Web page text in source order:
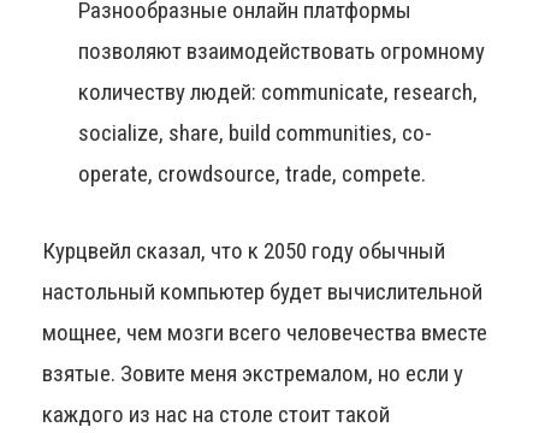
Разнообразные онлайн платформы
позволяют взаимодействовать огромному
количеству людей: communicate, research,
socialize, share, build communities, co-
operate, crowdsource, trade, compete.
Курцвейл сказал, что к 2050 году обычный
настольный компьютер будет вычислительной
мощнее, чем мозги всего человечества вместе
взятые. Зовите меня экстремалом, но если у
каждого из нас на столе стоит такой